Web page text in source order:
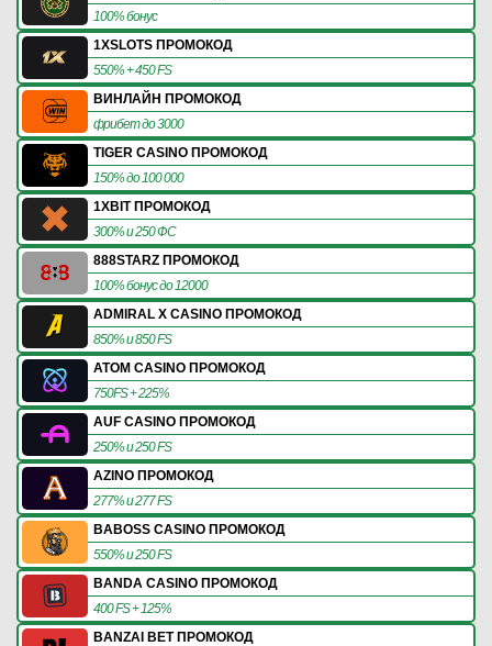
100% бонус
1XSLOTS ПРОМОКОД
550% + 450 FS
ВИНЛАЙН ПРОМОКОД
фрибет до 3000
TIGER CASINO ПРОМОКОД
150% до 100 000
1XBIT ПРОМОКОД
300% и 250 ФС
888STARZ ПРОМОКОД
100% бонус до 12000
ADMIRAL X CASINO ПРОМОКОД
850% и 850 FS
ATOM CASINO ПРОМОКОД
750FS + 225%
AUF CASINO ПРОМОКОД
250% и 250 FS
AZINO ПРОМОКОД
277% и 277 FS
BABOSS CASINO ПРОМОКОД
550% и 250 FS
BANDA CASINO ПРОМОКОД
400 FS + 125%
BANZAI BET ПРОМОКОД